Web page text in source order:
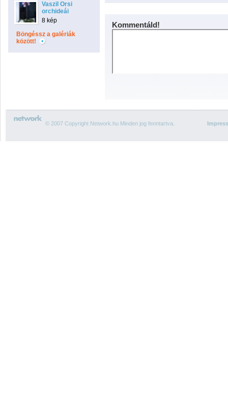
Vaszil Orsi
orchideái
8 kép
Böngéssz a galériák
között!
Kommentáld!
© 2007 Copyright Network.hu Minden jog fenntartva.